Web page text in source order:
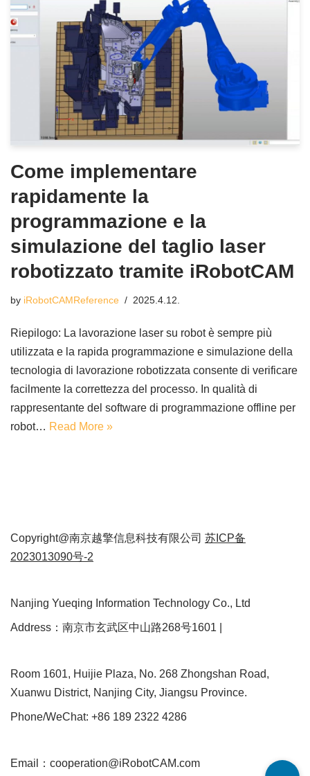
Come implementare
rapidamente la
programmazione e la
simulazione del taglio laser
robotizzato tramite iRobotCAM
by iRobotCAMReference 2025.4.12.
Riepilogo: La lavorazione laser su robot è sempre più
utilizzata e la rapida programmazione e simulazione della
tecnologia di lavorazione robotizzata consente di verificare
facilmente la correttezza del processo. In qualità di
rappresentante del software di programmazione offline per
robot… Read More »
Copyright@南京越擎信息科技有限公司 苏ICP备
2023013090号-2
Nanjing Yueqing Information Technology Co., Ltd
Address：南京市玄武区中山路268号1601 |
Room 1601, Huijie Plaza, No. 268 Zhongshan Road,
Xuanwu District, Nanjing City, Jiangsu Province.
Phone/WeChat: +86 189 2322 4286
Email：cooperation@iRobotCAM.com